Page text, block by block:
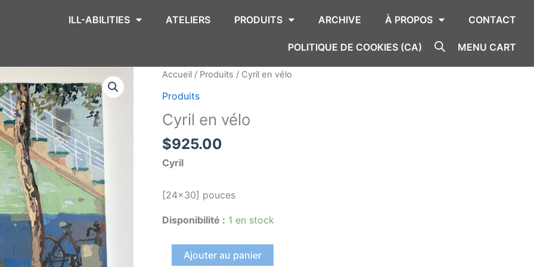
ILL-ABILITIES ATELIERS PRODUITS ARCHIVE À PROPOS CONTACT
POLITIQUE DE COOKIES (CA) MENU CART
Accueil / Produits / Cyril en vélo
Produits
Cyril en vélo
$925.00
Cyril
[24×30] pouces
Disponibilité : 1 en stock
quantité
de
en
vélo
Ajouter au panier